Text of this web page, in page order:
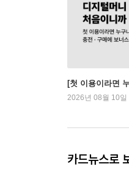
[첫 이용이라면
2026년 08월 10
카드뉴스로